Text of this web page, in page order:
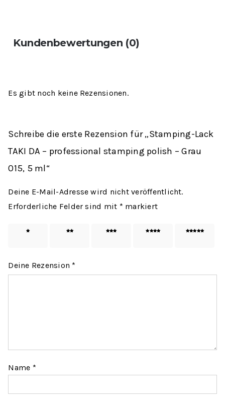
Kundenbewertungen (0)
Es gibt noch keine Rezensionen.
Schreibe die erste Rezension für „Stamping-Lack
TAKI DA – professional stamping polish – Grau
015, 5 ml“
Deine E-Mail-Adresse wird nicht veröffentlicht.
Erforderliche Felder sind mit * markiert
1 von
2 von
3 von
4 von
5 von
Deine Rezension *
Name *